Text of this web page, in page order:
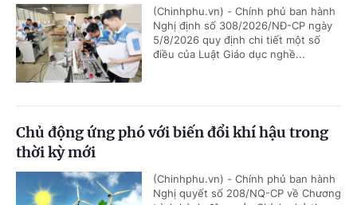
(Chinhphu.vn) - Chính phủ ban hành
Nghị định số 308/2026/NĐ-CP ngày
5/8/2026 quy định chi tiết một số
điều của Luật Giáo dục nghề...
Chủ động ứng phó với biến đổi khí hậu trong
thời kỳ mới
(Chinhphu.vn) - Chính phủ ban hành
Nghị quyết số 208/NQ-CP về Chương